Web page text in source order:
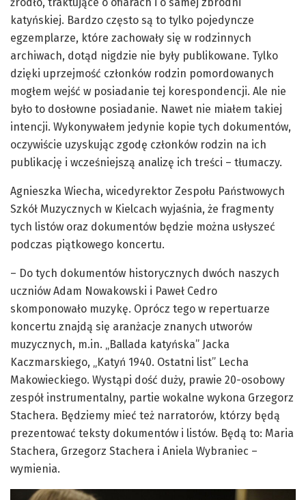
katyńskiej. Bardzo często są to tylko pojedyncze
egzemplarze, które zachowały się w rodzinnych
archiwach, dotąd nigdzie nie były publikowane. Tylko
dzięki uprzejmość członków rodzin pomordowanych
mogłem wejść w posiadanie tej korespondencji. Ale nie
było to dosłowne posiadanie. Nawet nie miałem takiej
intencji. Wykonywałem jedynie kopie tych dokumentów,
oczywiście uzyskując zgodę członków rodzin na ich
publikację i wcześniejszą analizę ich treści – tłumaczy.
Agnieszka Wiecha, wicedyrektor Zespołu Państwowych
Szkół Muzycznych w Kielcach wyjaśnia, że fragmenty
tych listów oraz dokumentów będzie można usłyszeć
podczas piątkowego koncertu.
– Do tych dokumentów historycznych dwóch naszych
uczniów Adam Nowakowski i Paweł Cedro
skomponowało muzykę. Oprócz tego w repertuarze
koncertu znajdą się aranżacje znanych utworów
muzycznych, m.in. „Ballada katyńska” Jacka
Kaczmarskiego, „Katyń 1940. Ostatni list” Lecha
Makowieckiego. Wystąpi dość duży, prawie 20-osobowy
zespół instrumentalny, partie wokalne wykona Grzegorz
Stachera. Będziemy mieć też narratorów, którzy będą
prezentować teksty dokumentów i listów. Będą to: Maria
Stachera, Grzegorz Stachera i Aniela Wybraniec –
wymienia.